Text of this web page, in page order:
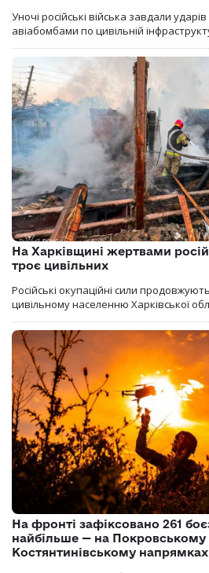
Уночі російські війська завдали
авіабомбами по цивільній
На Харківщині жертвами
троє цивільних
Російські окупаційні сили
цивільному населенню Харківської
На фронті зафіксовано 261
найбільше — на Покровському
Костянтинівському напрямках